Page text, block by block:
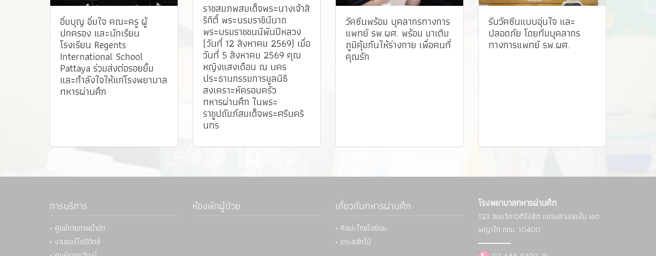
อิ่มบุญ อิ่มใจ คณะครู ผู้
ปกครอง และนักเรียน
โรงเรียน Regents
International School
Pattaya ร่วมส่งต่อรอยยิ้ม
และกำลังใจให้แก่โรงพยาบาล
ทหารผ่านศึก
ราชสมภพสมเด็จพระนางเจ้าสิ
ริกิติ์ พระบรมราชินีนาถ
พระบรมราชชนนีพันปีหลวง
(วันที่ 12 สิงหาคม 2569) เมื่อ
วันที่ 5 สิงหาคม 2569 คุณ
หญิงแสงเดือน ณ นคร
ประธานกรรมการมูลนิธิ
สงเคราะห์ครอบครัว
ทหารผ่านศึก ในพระ
ราชูปถัมภ์สมเด็จพระศรีนคริ
นทร
วัคซีนพร้อม บุคลากรทางการ
แพทย์ รพ.ผศ. พร้อม มาเติม
ภูมิคุ้มกันให้ร่างกาย เพื่อคนที่
คุณรัก
รับวัคซีนแบบอุ่นใจ และ
ปลอดภัย โดยทีมบุคลากร
ทางการแพทย์ รพ.ผศ. ️
การบริการ
• ศูนย์กายภาพบำบัด
• งานออร์โธปิดิกส์
ห้องพักผู้ป่วย เกี่ยวกับทหารผ่านศึก
• ศิลปะไทยโอชิเอะ
• แกะสลักไม้
โรงพยาบาลทหารผ่านศึก
123 ถนนวิภาวดีรังสิต แขวงสามเสนใน เขต
พญาไท กทม. 10400